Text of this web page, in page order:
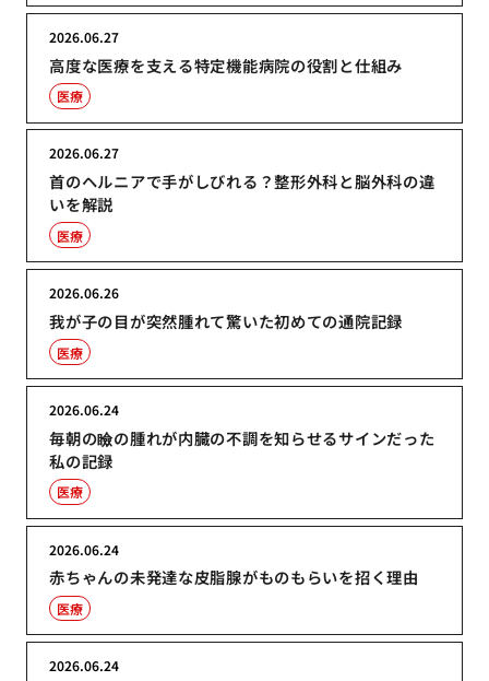
高度な医療を支える特定機能病院の役割と仕組み
2026.06.27
医療
首のヘルニアで手がしびれる？整形外科と脳外科の違
いを解説
2026.06.27
医療
我が子の目が突然腫れて驚いた初めての通院記録
2026.06.26
医療
毎朝の瞼の腫れが内臓の不調を知らせるサインだった
私の記録
2026.06.24
医療
赤ちゃんの未発達な皮脂腺がものもらいを招く理由
2026.06.24
医療
2026.06.24